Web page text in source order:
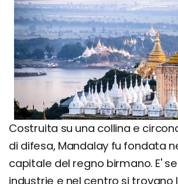
Costruita su una collina e
di difesa, Mandalay fu fondata
capitale del regno birmano. E'
industrie e nel centro si trovano